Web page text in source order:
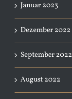
Januar 2023
Dezember 2022
September 2022
August 2022